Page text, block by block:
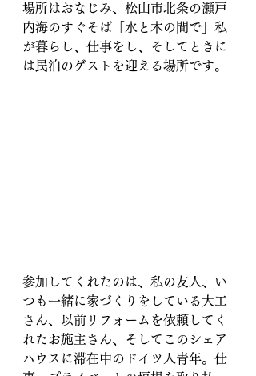
場所はおなじみ、松山市北条の瀬戸
内海のすぐそば「水と木の間で」私
が暮らし、仕事をし、そしてときに
は民泊のゲストを迎える場所です。
参加してくれたのは、私の友人、い
つも一緒に家づくりをしている大工
さん、以前リフォームを依頼してく
れたお施主さん、そしてこのシェア
ハウスに滞在中のドイツ人青年。仕